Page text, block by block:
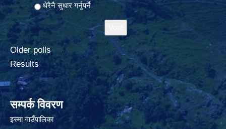
धेरैनै सुधार गर्नुपर्ने
Older polls
Results
सम्पर्क विवरण
इस्मा गाउँपालिका